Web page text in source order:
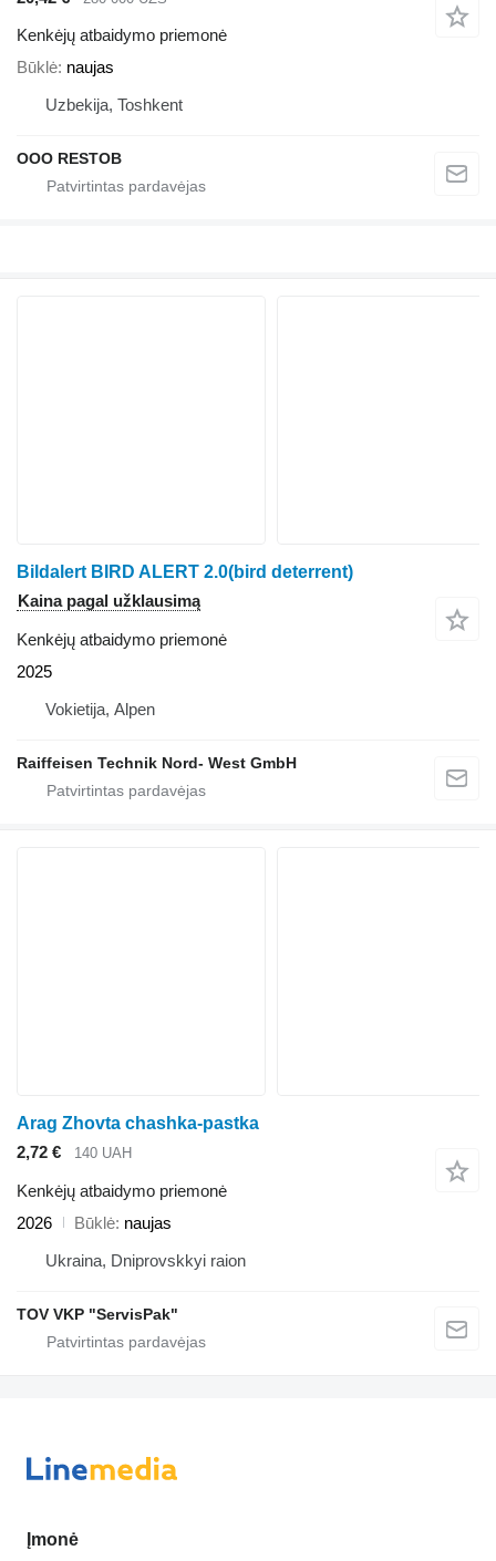
Kenkėjų atbaidymo priemonė
Būklė naujas
Uzbekija, Toshkent
OOO RESTOB
Bildalert BIRD ALERT 2.0(bird deterrent)
Kaina pagal užklausimą
Kenkėjų atbaidymo priemonė
2025
Vokietija, Alpen
Raiffeisen Technik Nord- West GmbH
Arag Zhovta chashka-pastka
2,72 €
140 UAH
Kenkėjų atbaidymo priemonė
2026
Būklė naujas
Ukraina, Dniprovskkyi raion
TOV VKP "ServisPak"
Įmonė